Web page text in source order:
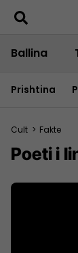
Ballina
Prishtina
Cult > Fakte
Poeti i